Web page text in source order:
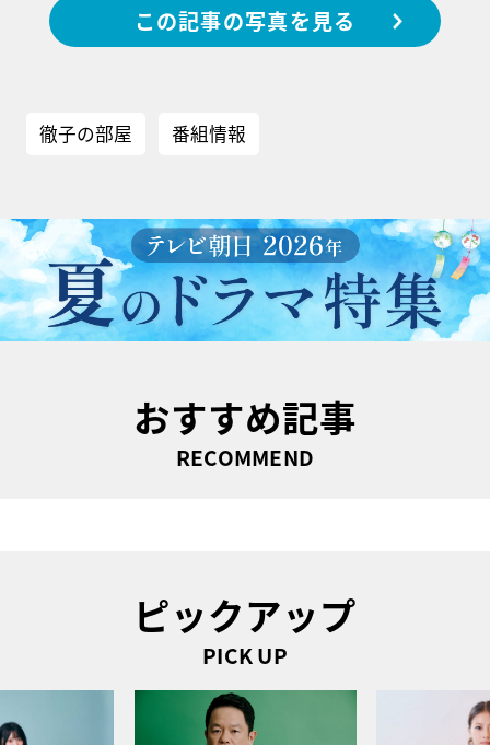
この記事の写真を見る
徹子の部屋 番組情報
おすすめ記事
RECOMMEND
ピックアップ
PICK UP